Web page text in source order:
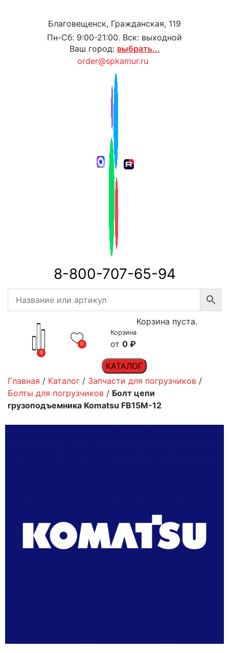
Благовещенск, Гражданская, 119
Пн-Сб: 9:00-21:00. Вск: выходной
Ваш город: выбрать...
order@spkamur.ru
8-800-707-65-94
0
0
Корзина
0 ₽
Корзина пуста.
КАТАЛОГ
Главная / Каталог / Запчасти для погрузчиков /
Болты для погрузчиков / Болт цепи
грузоподъемника Komatsu FB15M-12